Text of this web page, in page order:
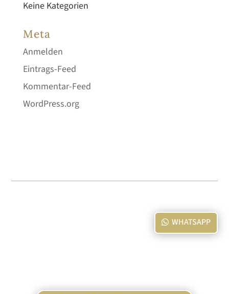
Keine Kategorien
Meta
Anmelden
Eintrags-Feed
Kommentar-Feed
WordPress.org
WHATSAPP